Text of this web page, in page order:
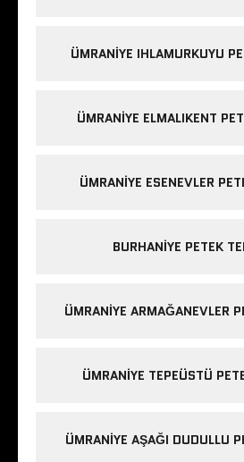
ÜMRANIYE IHLAMURKUYU
ÜMRANIYE ELMALIKENT
ÜMRANIYE ESENEVLER
BURHANIYE PETEK
ÜMRANIYE ARMAĞANEVLER
ÜMRANIYE TEPEÜSTÜ
ÜMRANIYE AŞAĞI DUDULLU